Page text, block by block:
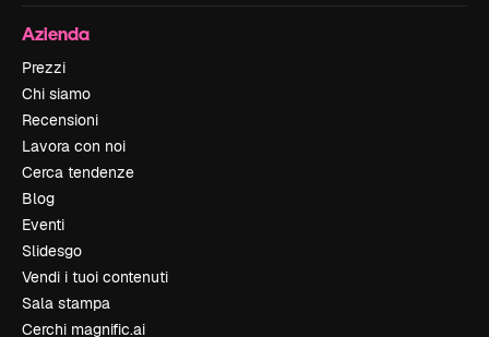
Azienda
Prezzi
Chi siamo
Recensioni
Lavora con noi
Cerca tendenze
Blog
Eventi
Slidesgo
Vendi i tuoi contenuti
Sala stampa
Cerchi magnific.ai